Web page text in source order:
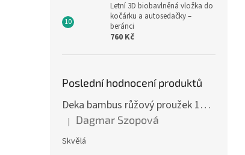
Letní 3D biobavlněná vložka do
kočárku a autosedačky –
beránci
760 Kč
Poslední hodnocení produktů
Deka bambus růžový proužek 160 x 200 cm
Hodnocení produktu je 5 z 5 hvězdiček.
| Dagmar Szopová
Skvělá